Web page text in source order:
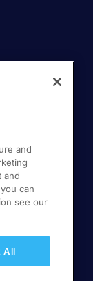
and
and
can
see our
All